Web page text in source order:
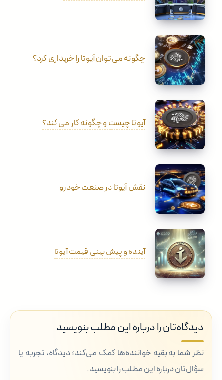
چگونه می توان آیوتا را خریداری کرد؟
آیوتا چیست و چگونه کار می کند؟
نقش آیوتا در صنعت خودرو
آینده و پیش بینی قیمت آیوتا
دیدگاه‌تان را درباره این مطلب بنویسید
نظر شما به بقیه خواننده‌ها کمک می‌کند؛ دیدگاه، تجربه یا
سؤال‌تان درباره این مطلب را بنویسید.